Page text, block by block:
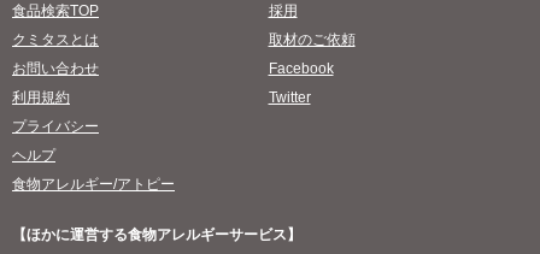
食品検索TOP
クミタスとは
お問い合わせ
利用規約
プライバシー
ヘルプ
食物アレルギー/アトピー
採用
取材のご依頼
Facebook
Twitter
【ほかに運営する食物アレルギーサービス】